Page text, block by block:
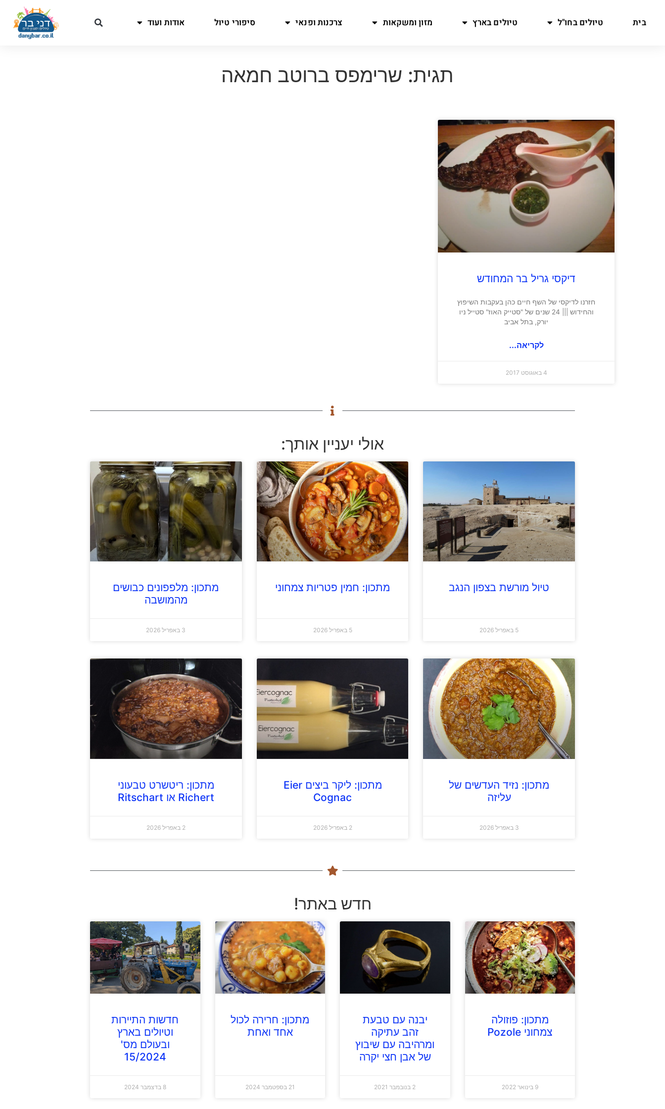
בית טיולים בחו"ל טיולים בארץ מזון ומשקאות צרכנות ופנאי סיפורי טיול אודות ועוד
תגית: שרימפס ברוטב חמאה
דיקסי גריל בר המחודש
חזרנו לדיקסי של השף חיים כהן בעקבות השיפוץ
והחידוש ||| 24 שנים של "סטייק האוז" סטייל ניו
יורק, בתל אביב
לקריאה...
4 באוגוסט 2017
אולי יעניין אותך:
טיול מורשת בצפון הנגב
5 באפריל 2026
מתכון: חמין פטריות צמחוני
5 באפריל 2026
מתכון: מלפפונים כבושים
מהמושבה
3 באפריל 2026
מתכון: נזיד העדשים של
עליזה
3 באפריל 2026
מתכון: ליקר ביצים Eier
Cognac
2 באפריל 2026
מתכון: ריטשרט טבעוני
Richert או Ritschart
2 באפריל 2026
חדש באתר!
מתכון: פוזולה
צמחוני Pozole
9 בינואר 2022
יבנה עם טבעת
זהב עתיקה
ומרהיבה עם שיבוץ
של אבן חצי יקרה
2 בנובמבר 2021
מתכון: חרירה לכול
אחד ואחת
21 בספטמבר 2024
חדשות התיירות
וטיולים בארץ
ובעולם מס'
15/2024
8 בדצמבר 2024